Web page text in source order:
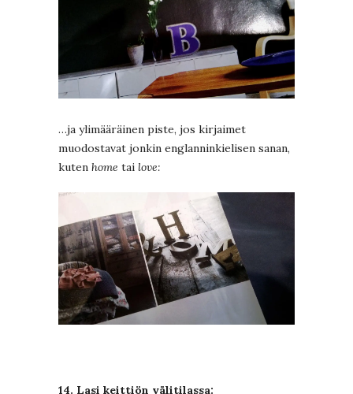
…ja ylimääräinen piste, jos kirjaimet
muodostavat jonkin englanninkielisen sanan,
kuten home tai love:
14. Lasi keittiön välitilassa: